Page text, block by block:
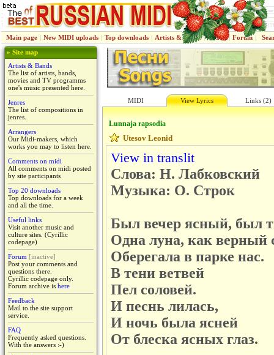
Main page | New MIDI uploads | Top downloads | Artists & Bands | Jenres | Forum |
» Site map
Artists & Bands
The list of artists, bands,
movies and TV programms
one's music presented here.
Jenres
The list of compositions in
jenres.
Arrangers
Our Midi-makers, which
works you may to listen here.
Comments on midi
All comments on midi posted
by site participants
Top 20 downloads
Top downloads for a week
and all the time.
Useful links
Visit another music and
culture sites. (Cyrillic
codepage)
Forum [inactive]
Post your comments and
questions there.
Cyrillic codepage only.
Forum archive is here
Feedback
Mail to the site support
service.
FAQ
Frequently asked questions.
With the answers :-)
MIDI View Lyrics Links (2)
Lunnaja rapsodiа
Utesov Leonid
View in translit
Слова: Н. Лабковский
Музыка: О. Строк
Был вечер ясный, был
Одна луна, как верный
Оберегала в парке нас.
В тени ветвей
Пел соловей.
И песнь лилась,
И ночь была ясней
От блеска ясных глаз.